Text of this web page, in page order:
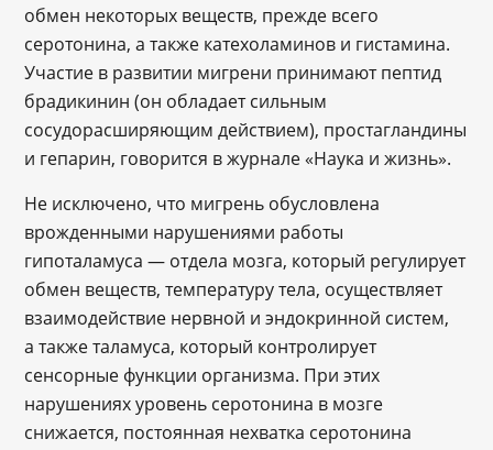
обмен некоторых веществ, прежде всего
серотонина, а также катехоламинов и гистамина.
Участие в развитии мигрени принимают пептид
брадикинин (он обладает сильным
сосудорасширяющим действием), простагландины
и гепарин, говорится в журнале «Наука и жизнь».
Не исключено, что мигрень обусловлена
врожденными нарушениями работы
гипоталамуса — отдела мозга, который регулирует
обмен веществ, температуру тела, осуществляет
взаимодействие нервной и эндокринной систем,
а также таламуса, который контролирует
сенсорные функции организма. При этих
нарушениях уровень серотонина в мозге
снижается, постоянная нехватка серотонина